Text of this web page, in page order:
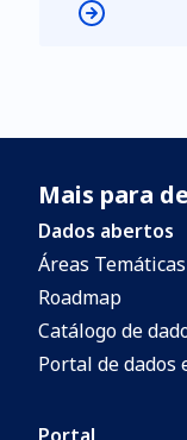
Mais para
Dados abertos
Áreas Temáticas
Roadmap
Catálogo de
Portal de dados